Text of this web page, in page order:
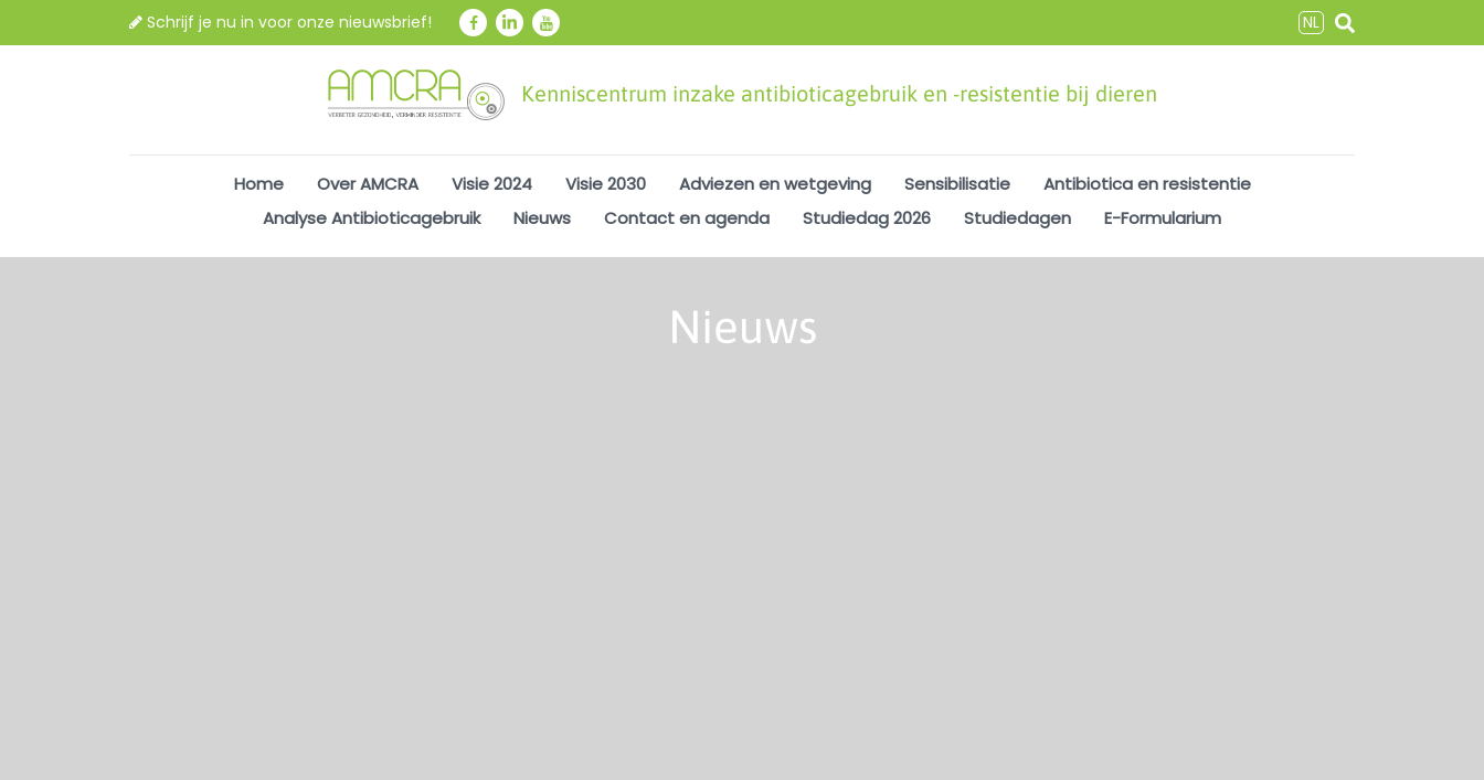
Schrijf je nu in voor onze nieuwsbrief! NL
Kenniscentrum inzake antibioticagebruik en -resistentie bij dieren
Home Over AMCRA Visie 2024 Visie 2030 Adviezen en wetgeving Sensibilisatie
Antibiotica en resistentie
Analyse Antibioticagebruik
Nieuws Contact en agenda Studiedag 2026 Studiedagen E-Formularium
Nieuws